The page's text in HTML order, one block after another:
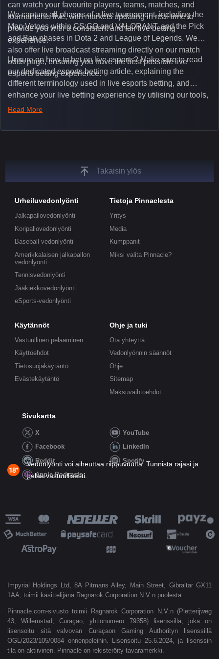
can watch your favourite players, teams, matches, and
tournaments live, with markets updating in real-time to
provide you with a consistent and fair live betting
experience.
We capture all phases of a live tournament, including the
Map Vetoes within CS:GO and VALORANT, and the Pick
and Ban phases in Dota 2 and League of Legends. We
also offer live broadcast streaming directly on our match
odds page, ensuring you have the best possible live
esports betting experience.
Unsure on how to bet on live esports? Make sure to read
our dedicated esports betting article, explaining the
different terminology used in live esports betting, and
enhance your live betting experience by utilising our tools,
such as integrated live broadcasts, match and round
unique insights on the latest esports events.
Read More
Takaisin ylös
Urheiluvedonlyönti
Jalkapallovedonlyönti
Koripallovedonlyönti
Baseball-vedonlyönti
Amerikkalaisen jalkapallon
vedonlyönti
Tennisvedonlyönti
Jääkiekkovedonlyönti
eSports-vedonlyönti
Tietoja Pinnaclesta
Yritys
Media
Kumppanit
Miksi valita Pinnacle?
Käytännöt
Vastuullinen pelaaminen
Käyttöehdot
Tietosuojakäytäntö
Evästekäytäntö
Ohje ja tuki
Ota yhteyttä
Vedonlyönnin säännöt
Ohje
Sitemap
Maksuvaihtoehdot
Sivukartta
X
YouTube
Facebook
LinkedIn
Reddit
Spotify
Apple Podcasts
Vedonlyönti voi aiheuttaa riippuvuutta. Tunnista rajasi ja
pelaa vastuullisesti.
Impyrial Holdings Ltd, 8A Pitmans Alley, Main Street, Gibraltar GX11
1AA, toimii käsittelijänä Ragnarok Corporation N.V:n puolesta.
Pinnacle.com-sivusto toimii Ragnarok Corporation N.V:n (Pletterijweg
43, Willemstad, Curaçao, yhtiönumero 79358) lisenssillä, joka on
lisensoitu sitä valvovan Curaçaon Gaming Authorityn lisenssillä
OGL/2023/105/0084 onnenpeleihin. Lisensoitu 25.6.2024, ja lisenssin
tila on aktiivinen. Pinnacle on rekisteröity tavaramerkki.